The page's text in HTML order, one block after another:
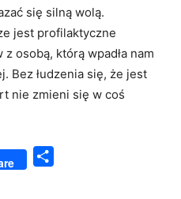
się silną wolą.
jest profilaktyczne
osobą, którą wpadła nam
Bez łudzenia się, że jest
nie zmieni się w coś